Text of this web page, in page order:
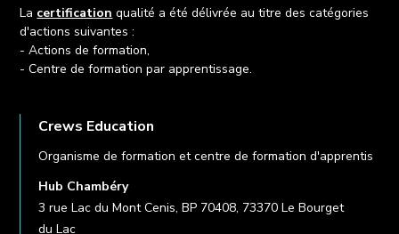
La certification qualité a été délivrée au titre des catégories
d'actions suivantes :
- Actions de formation,
- Centre de formation par apprentissage.
Crews Education
Organisme de formation et centre de formation d'apprentis
Hub Chambéry
3 rue Lac du Mont Cenis, BP 70408, 73370 Le Bourget
du Lac